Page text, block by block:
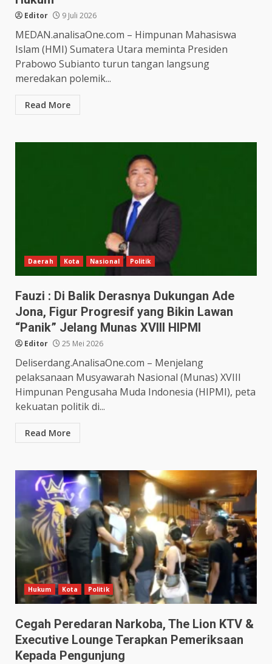
Editor 9 Juli 2026
MEDAN.analisaOne.com – Himpunan Mahasiswa
Islam (HMI) Sumatera Utara meminta Presiden
Prabowo Subianto turun tangan langsung
meredakan polemik...
Read More
Daerah Kota Nasional Politik
Fauzi : Di Balik Derasnya Dukungan Ade
Jona, Figur Progresif yang Bikin Lawan
“Panik” Jelang Munas XVIII HIPMI
Editor 25 Mei 2026
Deliserdang.AnalisaOne.com – Menjelang
pelaksanaan Musyawarah Nasional (Munas) XVIII
Himpunan Pengusaha Muda Indonesia (HIPMI), peta
kekuatan politik di...
Read More
Hukum Kota Politik
Cegah Peredaran Narkoba, The Lion KTV &
Executive Lounge Terapkan Pemeriksaan
Kepada Pengunjung